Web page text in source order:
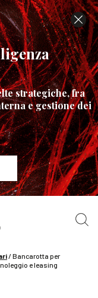
strategiche, fra
e gestione dei
/Bancarotta per
e leasing